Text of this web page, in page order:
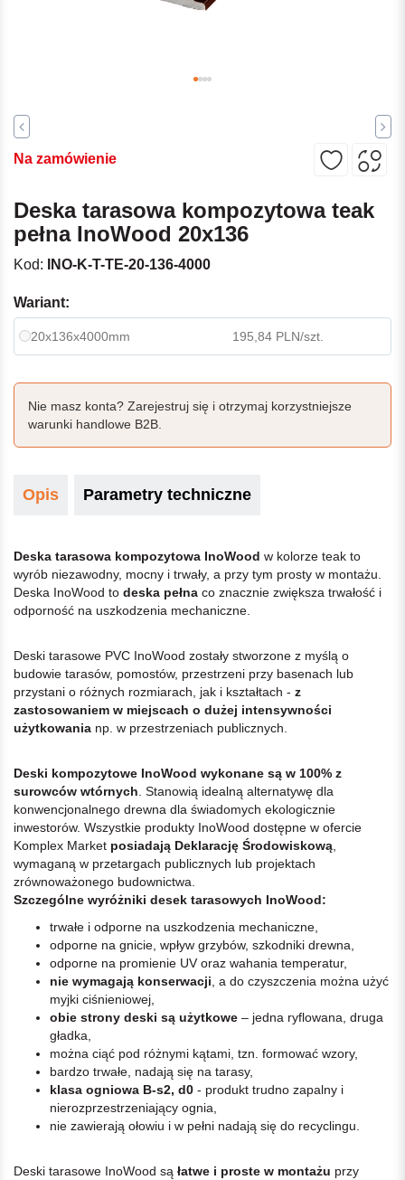
Na zamówienie
Deska tarasowa kompozytowa teak
pełna InoWood 20x136
Kod: INO-K-T-TE-20-136-4000
Wariant:
20x136x4000mm 195,84 PLN/szt.
Nie masz konta? Zarejestruj się i otrzymaj korzystniejsze
warunki handlowe B2B.
Opis Parametry techniczne
Deska tarasowa kompozytowa InoWood w kolorze teak to
wyrób niezawodny, mocny i trwały, a przy tym prosty w montażu.
Deska InoWood to deska pełna co znacznie zwiększa trwałość i
odporność na uszkodzenia mechaniczne.
Deski tarasowe PVC InoWood zostały stworzone z myślą o
budowie tarasów, pomostów, przestrzeni przy basenach lub
przystani o różnych rozmiarach, jak i kształtach - z
zastosowaniem w miejscach o dużej intensywności
użytkowania np. w przestrzeniach publicznych.
Deski kompozytowe InoWood wykonane są w 100% z
surowców wtórnych . Stanowią idealną alternatywę dla
konwencjonalnego drewna dla świadomych ekologicznie
inwestorów. Wszystkie produkty InoWood dostępne w ofercie
Komplex Market posiadają Deklarację Środowiskową
wymaganą w przetargach publicznych lub projektach
zrównoważonego budownictwa.
Szczególne wyróżniki desek tarasowych InoWood:
trwałe i odporne na uszkodzenia mechaniczne,
odporne na gnicie, wpływ grzybów, szkodniki drewna,
odporne na promienie UV oraz wahania temperatur,
nie wymagają konserwacji , a do czyszczenia można użyć
myjki ciśnieniowej,
obie strony deski są użytkowe – jedna ryflowana, druga
gładka,
można ciąć pod różnymi kątami, tzn. formować wzory,
bardzo trwałe, nadają się na tarasy,
klasa ogniowa B-s2, d0 - produkt trudno zapalny i
nierozprzestrzeniający ognia,
nie zawierają ołowiu i w pełni nadają się do recyclingu.
Deski tarasowe InoWood są łatwe i proste w montażu przy